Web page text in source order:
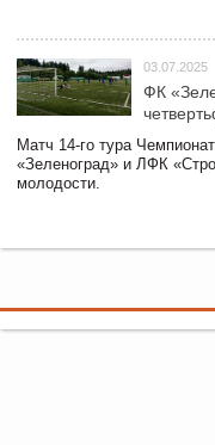
03.07.2025
ФК
Матч 14-го тура
«Зеленоград» и ЛФК
молодости.